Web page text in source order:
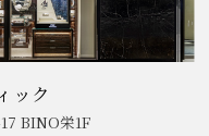
ック
BINO栄1F